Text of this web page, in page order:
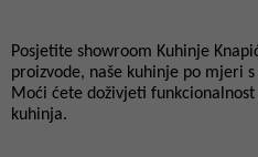
Posjetite showroom Kuhinje
proizvode, naše kuhinje po mjeri
Moći ćete doživjeti
kuhinja.